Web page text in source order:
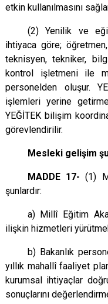
etkin kullanılmasını
(2) Yenilik ve
ihtiyaca göre;
teknisyen, tekniker,
kontrol işletmeni ile
personelden oluşur.
işlemleri yerine
YEĞİTEK bilişim
görevlendirilir.
Mesleki gelişim
MADDE 17- (1)
şunlardır:
a) Millî Eğitim
ilişkin hizmetleri
b) Bakanlık
yıllık mahallî faaliyet
kurumsal ihtiyaçlar
sonuçlarını